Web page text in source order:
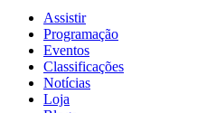
Assistir
Programação
Eventos
Classificações
Notícias
Loja